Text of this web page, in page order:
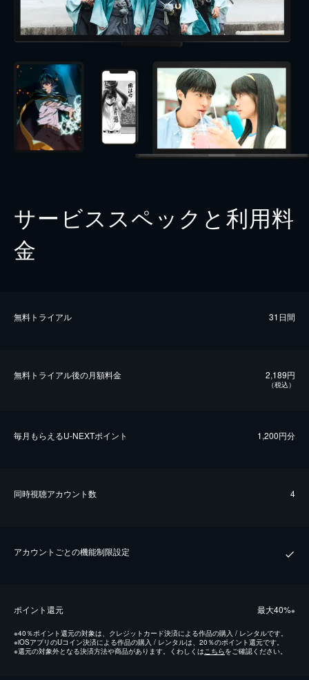
サービススペックと利用料
金
無料トライアル 31日間
無料トライアル後の⽉額料金 2,189円
（税込）
毎⽉もらえるU-NEXTポイント 1,200円分
同時視聴アカウント数 4
アカウントごとの機能制限設定
ポイント還元 最⼤40%※
※40％ポイント還元の対象は、クレジットカード決済による作品の購入 / レンタルです。
※iOSアプリのUコイン決済による作品の購入 / レンタルは、20％のポイント還元です。
※還元の対象外となる決済方法や商品があります。くわしくはこちらをご確認ください。